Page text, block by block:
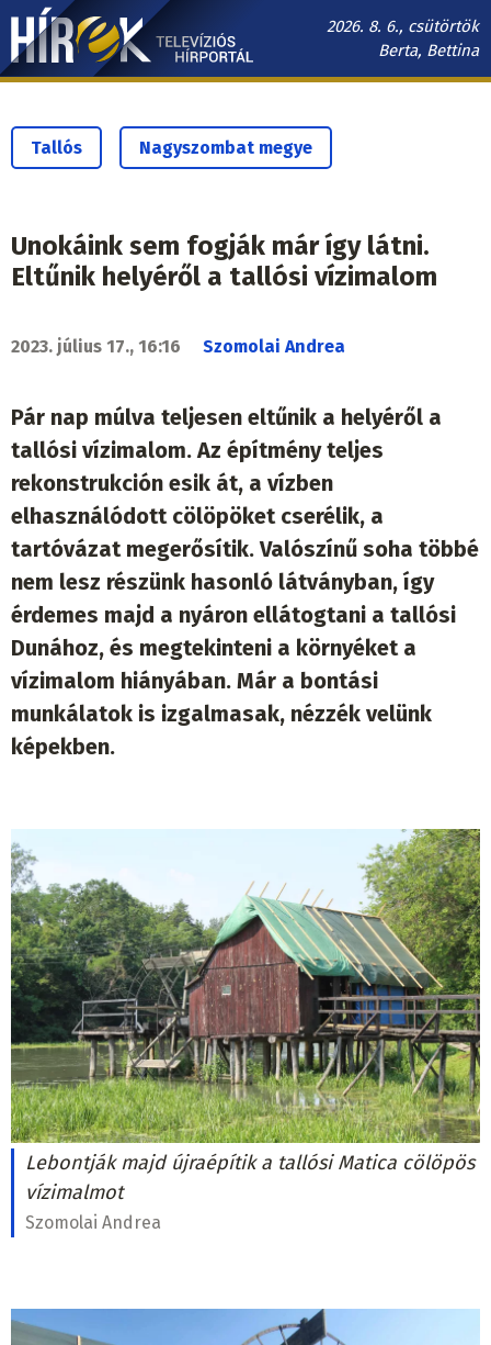
Ugrás
tartalomra
2026. 8. 6., csütörtök
Berta, Bettina
Hírek.sk
navigáció
Tallós Nagyszombat megye
Unokáink sem fogják már így látni.
Eltűnik helyéről a tallósi vízimalom
2023. július 17., 16:16 Szomolai Andrea
Pár nap múlva teljesen eltűnik a helyéről a
tallósi vízimalom. Az építmény teljes
rekonstrukción esik át, a vízben
elhasználódott cölöpöket cserélik, a
tartóvázat megerősítik. Valószínű soha többé
nem lesz részünk hasonló látványban, így
érdemes majd a nyáron ellátogtani a tallósi
Dunához, és megtekinteni a környéket a
vízimalom hiányában. Már a bontási
munkálatok is izgalmasak, nézzék velünk
képekben.
Lebontják majd újraépítik a tallósi Matica cölöpös
vízimalmot
Szomolai Andrea